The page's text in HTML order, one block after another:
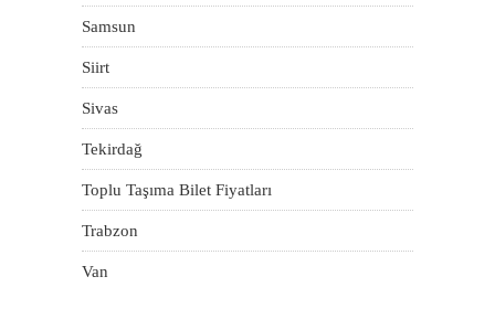
Samsun
Siirt
Sivas
Tekirdağ
Toplu Taşıma Bilet Fiyatları
Trabzon
Van